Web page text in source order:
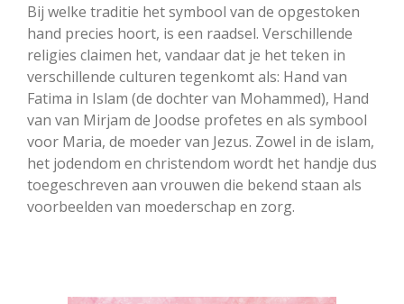
Bij welke traditie het symbool van de opgestoken
hand precies hoort, is een raadsel. Verschillende
religies claimen het, vandaar dat je het teken in
verschillende culturen tegenkomt als: Hand van
Fatima in Islam (de dochter van Mohammed), Hand
van van Mirjam de Joodse profetes en als symbool
voor Maria, de moeder van Jezus. Zowel in de islam,
het jodendom en christendom wordt het handje dus
toegeschreven aan vrouwen die bekend staan als
voorbeelden van moederschap en zorg.